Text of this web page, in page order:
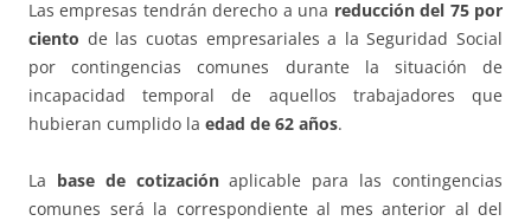
Las empresas tendrán derecho a una reducción del 75 por
ciento de las cuotas empresariales a la Seguridad Social
por contingencias comunes durante la situación de
incapacidad temporal de aquellos trabajadores que
hubieran cumplido la edad de 62 años.
La base de cotizaciónaplicable para las contingencias
comunes será la correspondiente al mes anterior al del